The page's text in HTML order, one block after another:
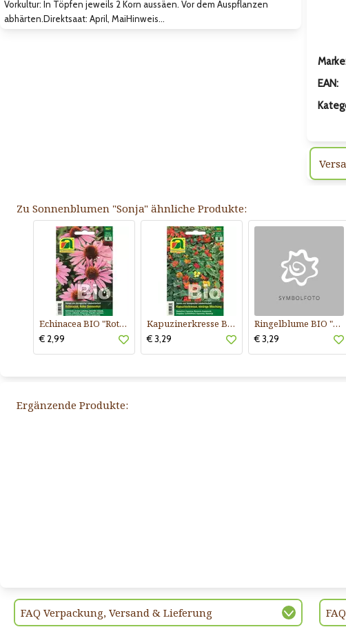
Vorkultur: In Töpfen jeweils 2 Korn aussäen. Vor dem Auspflanzen
abhärten.Direktsaat: April, MaiHinweis…
EAN:
Zu Sonnenblumen "Sonja" ähnliche Produkte:
Echinacea BIO "Roter Sonnenhut"
€ 2,99
Kapuzinerkresse BIO "Niedrige Mischung"
€ 3,29
Ringelblume BIO "Orange"
€ 3,29
Ergänzende Produkte:
FAQ Verpackung, Versand & Lieferung